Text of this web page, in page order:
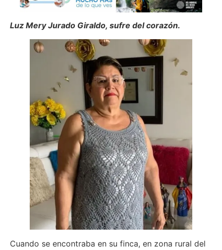
Luz Mery Jurado Giraldo, sufre del corazón.
Cuando se encontraba en su finca, en zona rural del